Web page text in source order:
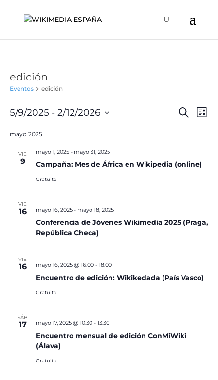
edición
Eventos edición
Eventos
vistas
Buscar
de
Lista
5/9/2025 - 2/12/2026
la
mayo 2025
VIE
9 Campaña: Mes de África en Wikipedia (online)
mayo 1, 2025- mayo 31, 2025
Gratuito
VIE
16
Conferencia de Jóvenes Wikimedia 2025 (Praga,
República Checa)
mayo 16, 2025- mayo 18, 2025
VIE
16
Encuentro de edición: Wikikedada (País Vasco)
mayo 16, 2025 @ 16:00- 18:00
Gratuito
SÁB
17
Encuentro mensual de edición ConMiWiki
(Álava)
mayo 17, 2025 @ 10:30- 13:30
Gratuito